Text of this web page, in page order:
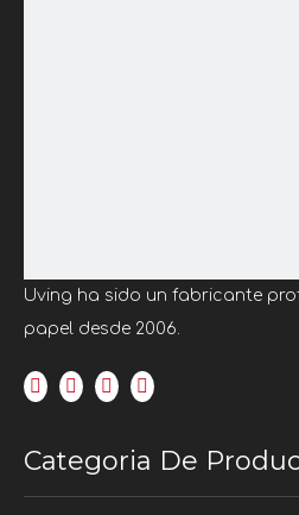
Uving ha sido un fabricante
papel desde 2006.
Categoria De